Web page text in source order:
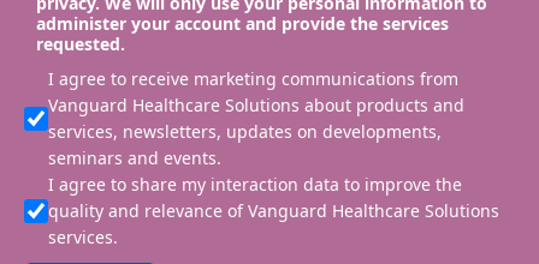
administer your account and provide the services
requested.
I agree to receive marketing communications from
Vanguard Healthcare Solutions about products and
services, newsletters, updates on developments,
seminars and events.
I agree to share my interaction data to improve the
quality and relevance of Vanguard Healthcare Solutions
services.